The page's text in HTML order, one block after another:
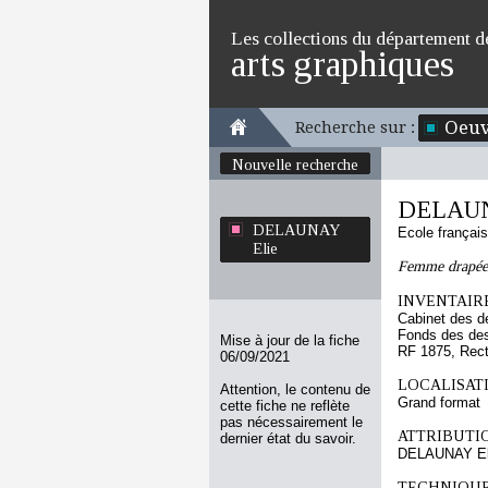
Les collections du département
arts graphiques
Recherche sur :
Nouvelle recherche
DELAUNAY
Elie
Mise à jour de la fiche
06/09/2021
Attention, le contenu de
cette fiche ne reflète
pas nécessairement le
dernier état du savoir.
Ecole
Femme
Cabinet des
Fonds des
RF 1875,
Grand format
DELAUNAY